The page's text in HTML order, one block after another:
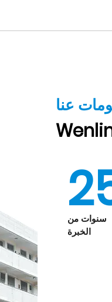
عنا
سنوات من
الخبرة